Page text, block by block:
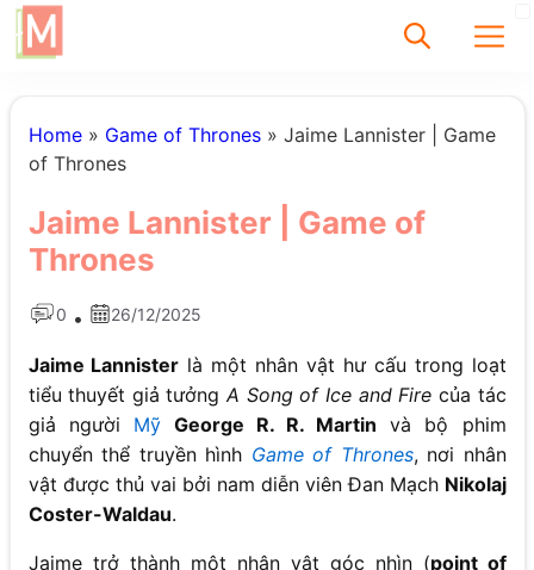
✕
Home» Game of Thrones» Jaime Lannister | Game
of Thrones
Jaime Lannister | Game of
Thrones
0 • 26/12/2025
Jaime Lannister là một nhân vật hư cấu trong loạt
tiểu thuyết giả tưởngA Song of Ice and Fire của tác
giả người Mỹ George R. R. Martin và bộ phim
chuyển thể truyền hình Game of Thrones, nơi nhân
vật được thủ vai bởi nam diễn viên Đan Mạch Nikolaj
Coster-Waldau.
Jaime trở thành một nhân vật góc nhìn (point of